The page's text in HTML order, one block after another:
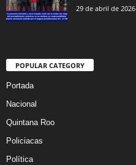
29 de abril de 2026
POPULAR CATEGORY
Portada
Nacional
Quintana Roo
Policiacas
Política